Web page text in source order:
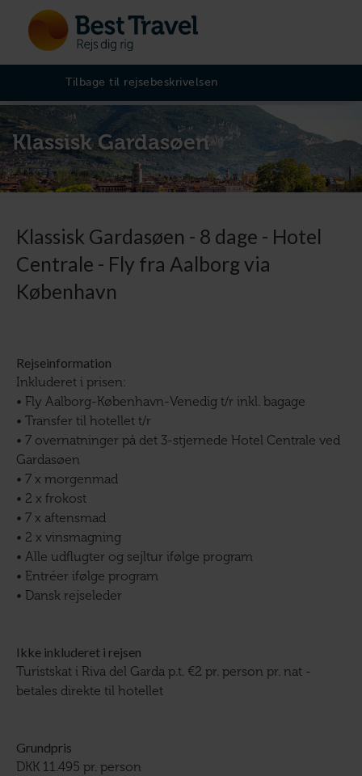
Tilbage til rejsebeskrivelsen
Klassisk Gardasøen
Klassisk Gardasøen - 8 dage - Hotel
Centrale - Fly fra Aalborg via
København
Rejseinformation
Inkluderet i prisen:
• Fly Aalborg-København-Venedig t/r inkl. bagage
• Transfer til hotellet t/r
• 7 overnatninger på det 3-stjernede Hotel Centrale ved
Gardasøen
• 7 x morgenmad
• 2 x frokost
• 7 x aftensmad
• 2 x vinsmagning
• Alle udflugter og sejltur ifølge program
• Entréer ifølge program
• Dansk rejseleder
Ikke inkluderet i rejsen
Turistskat i Riva del Garda p.t. €2 pr. person pr. nat -
betales direkte til hotellet
Grundpris
DKK 11.495 pr. person